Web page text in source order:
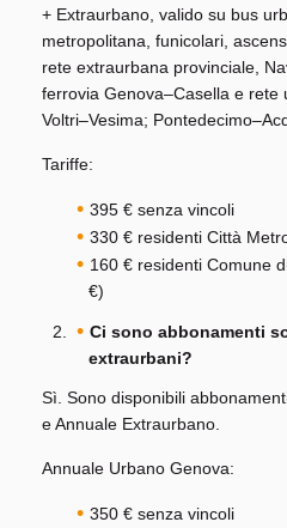
+ Extraurbano, valido su bus
metropolitana, funicolari,
rete extraurbana provinciale,
ferrovia Genova–Casella e rete
Voltri–Vesima;
Tariffe:
395 € senza vincoli
330 € residenti Città
160 € residenti Comune
€)
Ci sono abbonamenti
extraurbani?
Sì. Sono disponibili
e Annuale Extraurbano.
Annuale Urbano Genova:
350 € senza vincoli